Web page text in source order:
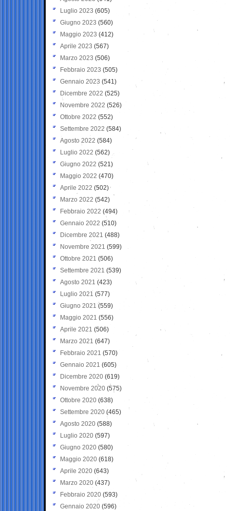
Luglio 2023 (605)
Giugno 2023 (560)
Maggio 2023 (412)
Aprile 2023 (567)
Marzo 2023 (506)
Febbraio 2023 (505)
Gennaio 2023 (541)
Dicembre 2022 (525)
Novembre 2022 (526)
Ottobre 2022 (552)
Settembre 2022 (584)
Agosto 2022 (584)
Luglio 2022 (562)
Giugno 2022 (521)
Maggio 2022 (470)
Aprile 2022 (502)
Marzo 2022 (542)
Febbraio 2022 (494)
Gennaio 2022 (510)
Dicembre 2021 (488)
Novembre 2021 (599)
Ottobre 2021 (506)
Settembre 2021 (539)
Agosto 2021 (423)
Luglio 2021 (577)
Giugno 2021(559)
Maggio 2021 (556)
Aprile 2021 (506)
Marzo 2021 (647)
Febbraio 2021 (570)
Gennaio 2021 (605)
Dicembre 2020 (619)
Novembre 2020 (575)
Ottobre 2020 (638)
Settembre 2020(465)
Agosto 2020 (588)
Luglio 2020 (597)
Giugno 2020 (580)
Maggio 2020 (618)
Aprile 2020 (643)
Marzo 2020 (437)
Febbraio 2020 (593)
Gennaio 2020 (596)